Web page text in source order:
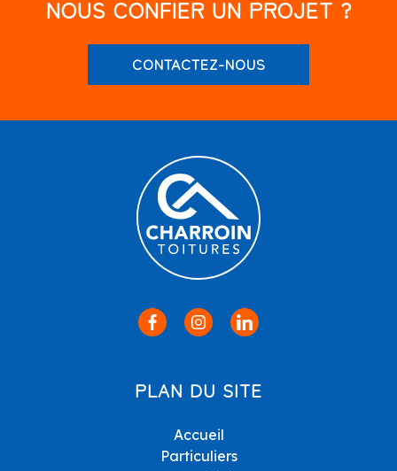
NOUS CONFIER UN PROJET ?
CONTACTEZ-NOUS
PLAN DU SITE
Accueil
Particuliers